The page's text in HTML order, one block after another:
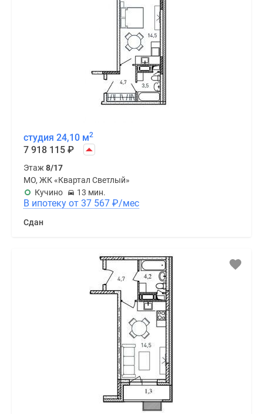
студия 24,10 м2
7 918 115 ₽
Этаж8/17
МО, ЖК «Квартал Светлый»
Кучино
13 мин.
В ипотеку от 37 567 ₽/мес
Сдан